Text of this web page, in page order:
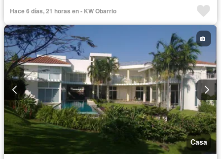
Hace 6 días, 21 horas en - KW Obarrio
Casa